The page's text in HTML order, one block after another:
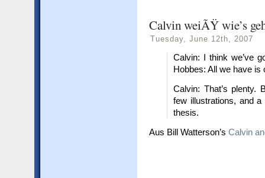
Calvin weiÃŸ wie’s
Tuesday, June 12th, 2007
Calvin: I think we’ve
Hobbes: All we have is
Calvin: That’s plenty.
few illustrations, and
thesis.
Aus Bill Watterson’s Calvin